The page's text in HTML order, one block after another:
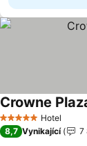
5 Počet hvězdiček
Hotel
Crowne
8,7 Vynikající 7